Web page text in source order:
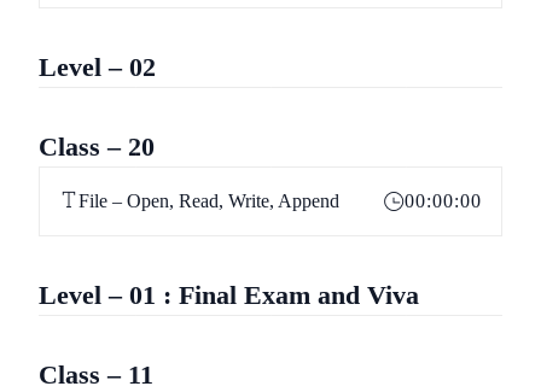
Level – 02
Class – 20
File – Open, Read, Write, Append 00:00:00
Level – 01 : Final Exam and Viva
Class – 11